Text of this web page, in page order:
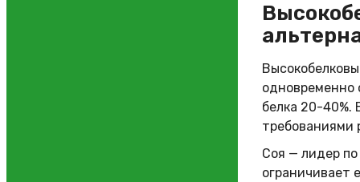
Высокобелковые культуры: соя, люпин, чечевица как
одновременно
белка 20-40%.
требованиями
Соя — лидер по
ограничивает